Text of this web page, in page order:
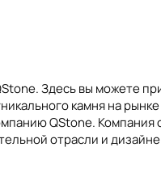
Здесь вы можете
камня на
QStone.
отрасли и